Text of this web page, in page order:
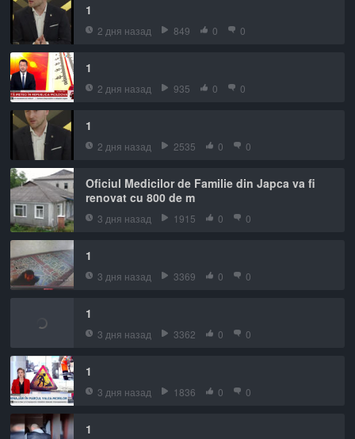
1
2 дня назад 849 0 0
1
2 дня назад 935 0 0
1
2 дня назад 2535 0 0
Oficiul Medicilor de Familie din Japca va fi
renovat cu 800 de m
3 дня назад 1915 0 0
1
3 дня назад 3369 0 0
1
3 дня назад 3362 0 0
1
3 дня назад 1836 0 0
1